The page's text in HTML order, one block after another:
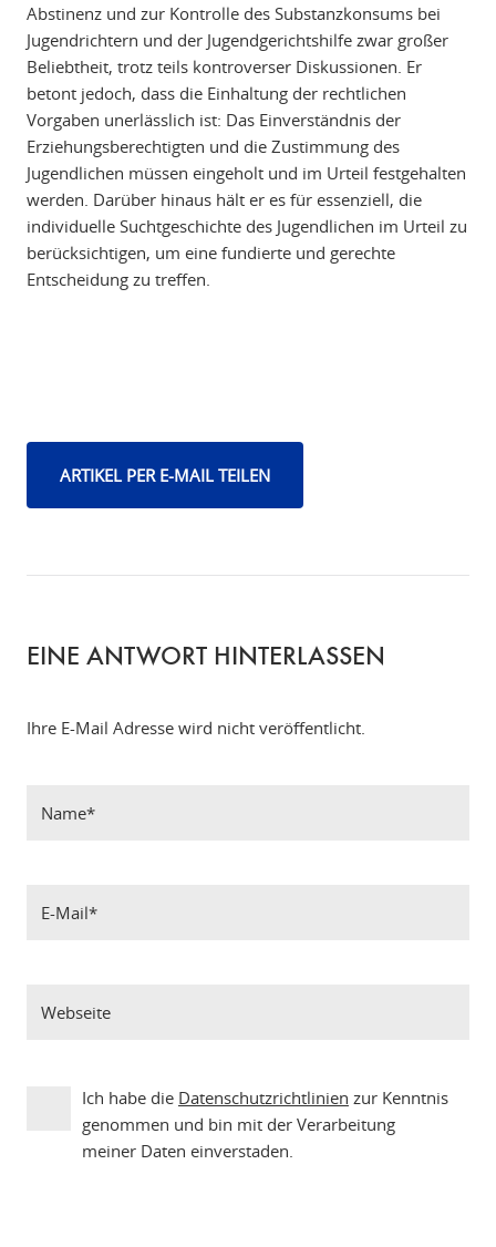
Abstinenz und zur Kontrolle des Substanzkonsums bei
Jugendrichtern und der Jugendgerichtshilfe zwar großer
Beliebtheit, trotz teils kontroverser Diskussionen. Er
betont jedoch, dass die Einhaltung der rechtlichen
Vorgaben unerlässlich ist: Das Einverständnis der
Erziehungsberechtigten und die Zustimmung des
Jugendlichen müssen eingeholt und im Urteil festgehalten
werden. Darüber hinaus hält er es für essenziell, die
individuelle Suchtgeschichte des Jugendlichen im Urteil zu
berücksichtigen, um eine fundierte und gerechte
Entscheidung zu treffen.
ARTIKEL PER E-MAIL TEILEN
EINE ANTWORT HINTERLASSEN
Ihre E-Mail Adresse wird nicht veröffentlicht.
Ich habe die Datenschutzrichtlinien zur Kenntnis
genommen und bin mit der Verarbeitung
meiner Daten einverstaden.